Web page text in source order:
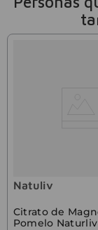
Natuliv
Citrato de
Pomelo Naturliv